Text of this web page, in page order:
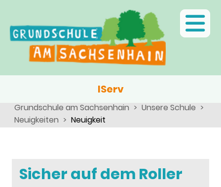
IServ
Grundschule am Sachsenhain
Unsere Schule
Neuigkeiten
Neuigkeit
Sicher auf dem Roller
Kinder
Eltern
Schulsozialarbeit
Schulseelsorge
Angebote, Projekte, Aktionen, Arbeitsgemeinschaften